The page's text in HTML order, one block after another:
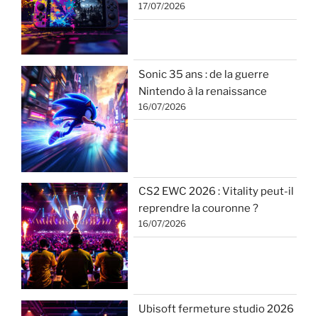
17/07/2026
Sonic 35 ans : de la guerre
Nintendo à la renaissance
16/07/2026
CS2 EWC 2026 : Vitality peut-il
reprendre la couronne ?
16/07/2026
Ubisoft fermeture studio 2026